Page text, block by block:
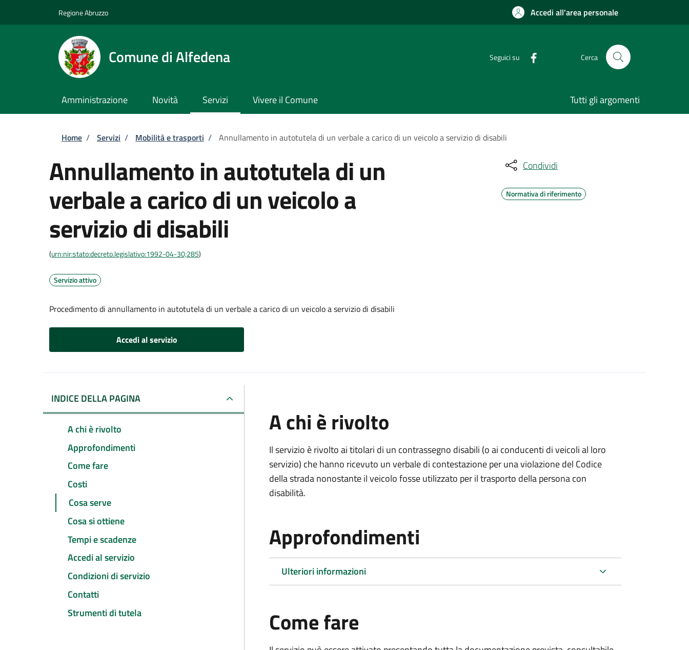
Regione Abruzzo Accedi all'area personale
Comune di Alfedena Seguici su Cerca
Amministrazione Novità Servizi Vivere il Comune Tutti gli argomenti
Briciole di pane
Home / Servizi / Mobilità e trasporti / Annullamento in autotutela di un verbale a carico di un veicolo a servizio di disabili
Annullamento in autotutela di un
verbale a carico di un veicolo a
servizio di disabili
(urn:nir:stato:decreto.legislativo:1992-04-30;285)
Servizio attivo
Procedimento di annullamento in autotutela di un verbale a carico di un veicolo a servizio di disabili
Accedi al servizio
Condividi
Normativa di riferimento
INDICE DELLA PAGINA
A chi è rivolto
Approfondimenti
Come fare
Costi
Cosa serve
Cosa si ottiene
Tempi e scadenze
Accedi al servizio
Condizioni di servizio
Contatti
Strumenti di tutela
A chi è rivolto
Il servizio è rivolto ai titolari di un contrassegno disabili (o ai conducenti di veicoli al loro
servizio) che hanno ricevuto un verbale di contestazione per una violazione del Codice
della strada nonostante il veicolo fosse utilizzato per il trasporto della persona con
disabilità.
Approfondimenti
Ulteriori informazioni
Come fare